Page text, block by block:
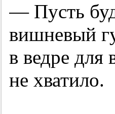
— Пусть
вишневый
в ведре для
не хватило.